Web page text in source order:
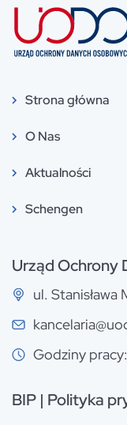
Strona główna
O Nas
Aktualności
Schengen
Urząd Ochrony
ul. Stanisława
Godziny
BIP | Polityka